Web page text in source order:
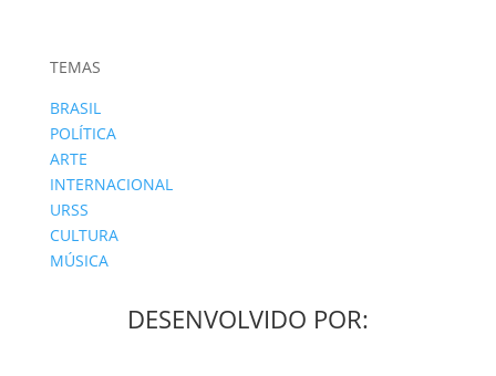
TEMAS
BRASIL
POLÍTICA
ARTE
INTERNACIONAL
URSS
CULTURA
MÚSICA
DESENVOLVIDO POR: